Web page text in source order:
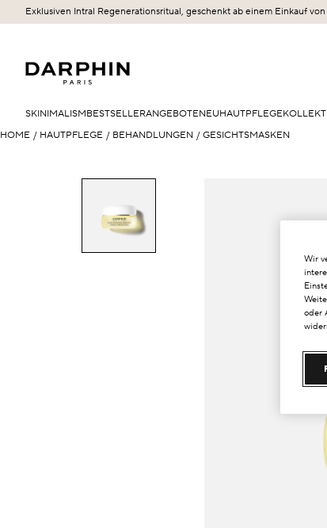
Exklusiven Intral Regenerationsritual, geschenkt ab einem Einkauf
SKINIMALISMBESTSELLERANGEBOTENEUHAUTPFLEGE
HOME / HAUTPFLEGE / BEHANDLUNGEN / GESICHTSMASKEN
Wir
oder